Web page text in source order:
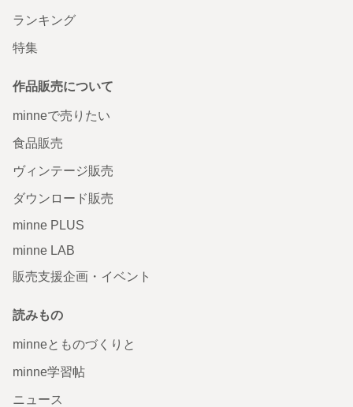
ランキング
特集
作品販売について
minneで売りたい
食品販売
ヴィンテージ販売
ダウンロード販売
minne PLUS
minne LAB
販売支援企画・イベント
読みもの
minneとものづくりと
minne学習帖
ニュース